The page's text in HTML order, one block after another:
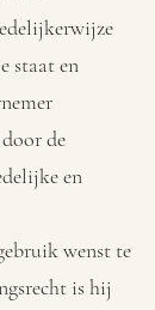
staat en
de
en
wenst te
is hij